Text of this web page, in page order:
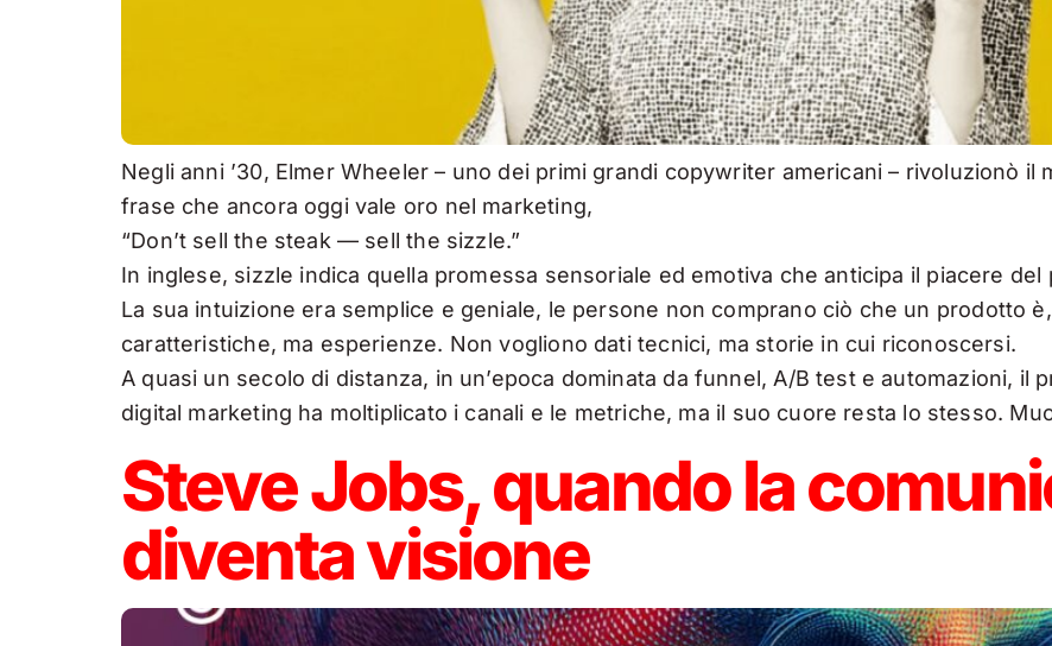
Negli anni ’30, Elmer Wheeler – uno dei primi grandi copywriter americani – rivoluzionò
frase che ancora oggi vale oro nel marketing,
“Don’t sell the steak — sell the sizzle.”
In inglese, sizzle indica quella promessa sensoriale ed emotiva che anticipa il piacere del
La sua intuizione era semplice e geniale, le persone non comprano ciò che un prodotto
caratteristiche, ma esperienze. Non vogliono dati tecnici, ma storie in cui riconoscersi.
A quasi un secolo di distanza, in un’epoca dominata da funnel, A/B test e automazioni, il
digital marketing ha moltiplicato i canali e le metriche, ma il suo cuore resta lo stesso.
Steve Jobs, quando la
diventa visione